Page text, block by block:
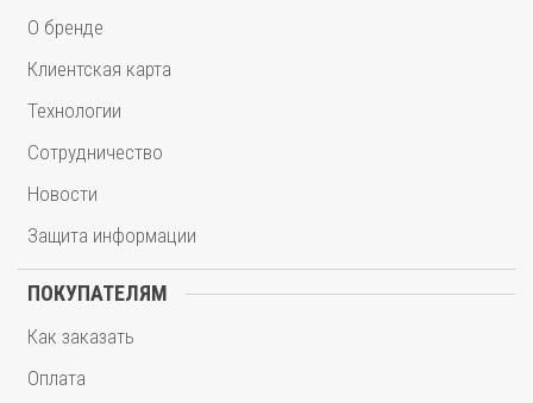
О бренде
Клиентская карта
Технологии
Сотрудничество
Новости
Защита информации
ПОКУПАТЕЛЯМ
Как заказать
Оплата